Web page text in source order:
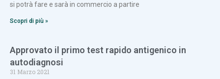
si potrà fare e sarà in commercio a partire
Scopri di più »
Approvato il primo test rapido antigenico in
autodiagnosi
31 Marzo 2021